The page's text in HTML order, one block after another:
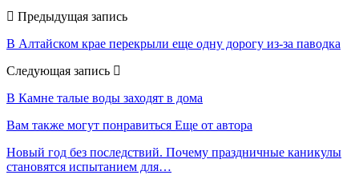
Предыдущая запись
В Алтайском крае перекрыли еще одну дорогу из-за паводка
Следующая запись
В Камне талые воды заходят в дома
Вам также могут понравиться Еще от автора
Новый год без последствий. Почему праздничные каникулы
становятся испытанием для…